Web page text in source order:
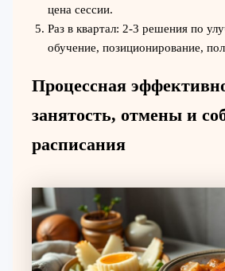
цена сессии.
Раз в квартал: 2-3 решения по
обучение, позиционирование,
Процессная
занятость, отмены и
расписания